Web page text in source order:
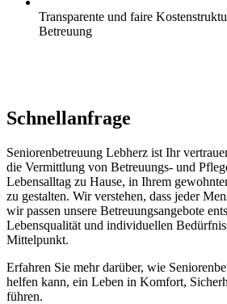
Transparente und faire
Betreuung
Schnell­anfrage
Seniorenbetreuung Lebherz ist Ihr
die Vermittlung von Betreuungs- und
Lebensalltag zu Hause, in Ihrem
zu gestalten. Wir verstehen, dass jeder
wir passen unsere Betreuungsangebote
Lebensqualität und individuellen
Mittelpunkt.
Erfahren Sie mehr darüber, wie
helfen kann, ein Leben in Komfort,
führen.